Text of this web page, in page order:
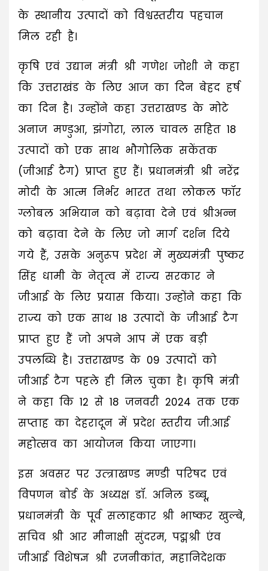
के स्थानीय उत्पादों को विश्वस्तरीय पहचान
मिल रही है।
कृषि एवं उद्यान मंत्री श्री गणेश जोशी ने कहा
कि उत्तराखंड के लिए आज का दिन बेहद हर्ष
का दिन है। उन्होंने कहा उत्तराखण्ड के मोटे
अनाज मण्डुआ, झंगोरा, लाल चावल सहित 18
उत्पादों को एक साथ भौगोलिक सकेंतक
(जीआई टैग) प्राप्त हुए हैं। प्रधानमंत्री श्री नरेंद्र
मोदी के आत्म निर्भर भारत तथा लोकल फॉर
ग्लोबल अभियान को बढ़ावा देने एवं श्रीअन्न
को बढ़ावा देने के लिए जो मार्ग दर्शन दिये
गये हैं, उसके अनुरूप प्रदेश में मुख्यमंत्री पुष्कर
सिंह धामी के नेतृत्व में राज्य सरकार ने
जीआई के लिए प्रयास किया। उन्होंने कहा कि
राज्य को एक साथ 18 उत्पादों के जीआई टैग
प्राप्त हुए हैं जो अपने आप में एक बड़ी
उपलब्धि है। उत्तराखण्ड के 09 उत्पादों को
जीआई टैग पहले ही मिल चुका है। कृषि मंत्री
ने कहा कि 12 से 18 जनवरी 2024 तक एक
सप्ताह का देहरादून में प्रदेश स्तरीय जी.आई
महोत्सव का आयोजन किया जाएगा।
इस अवसर पर उत्त्राखण्ड मण्डी परिषद एवं
विपणन बोर्ड के अध्यक्ष डॉ. अनिल डब्बू,
प्रधानमंत्री के पूर्व सलाहकार श्री भाष्कर खुल्बे,
सचिव श्री आर मीनाक्षी सुंदरम, पद्मश्री एंव
जीआई विशेषज्ञ श्री रजनीकांत, महानिदेशक